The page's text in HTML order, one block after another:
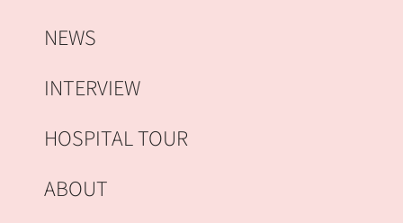
NEWS
INTERVIEW
HOSPITAL TOUR
ABOUT